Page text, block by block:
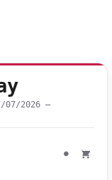
2026 –
●